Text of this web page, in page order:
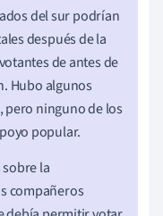
del sur podrían
después de la
de antes de
Hubo algunos
pero ninguno de los
popular.
la
compañeros